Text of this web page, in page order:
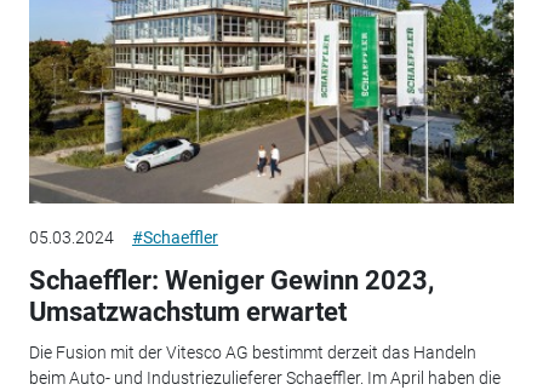
05.03.2024 #Schaeffler
Schaeffler: Weniger Gewinn 2023,
Umsatzwachstum erwartet
Die Fusion mit der Vitesco AG bestimmt derzeit das Handeln
beim Auto- und Industriezulieferer Schaeffler. Im April haben die